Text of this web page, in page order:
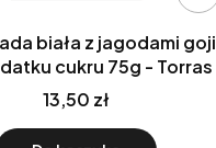
biała z jagodami goji
cukru 75g - Torras
13,50 zł